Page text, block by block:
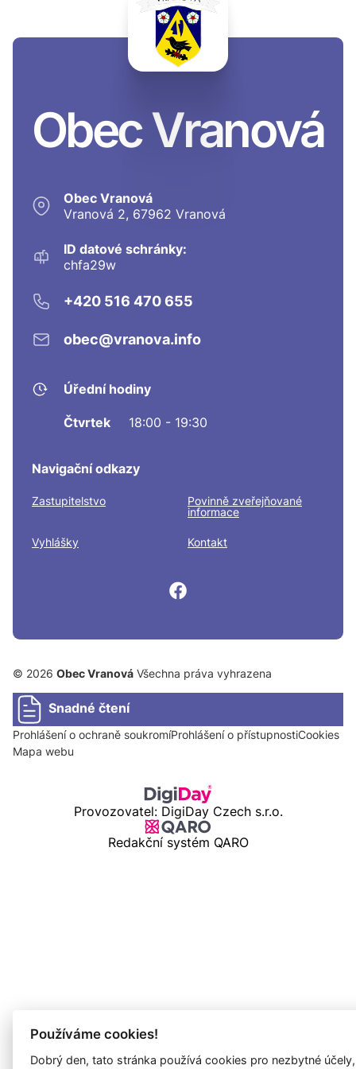
Obec Vranová
Obec Vranová
Vranová 2, 67962 Vranová
ID datové schránky:
chfa29w
+420 516 470 655
obec@vranova.info
Úřední hodiny
Čtvrtek 18:00 - 19:30
Navigační odkazy
Zastupitelstvo
Povinně zveřejňované
informace
Vyhlášky Kontakt
© 2026 Obec Vranová Všechna práva vyhrazena
Snadné čtení
Prohlášení o ochraně soukromíProhlášení o přístupnostiCookies
Mapa webu
Provozovatel: DigiDay Czech s.r.o.
Redakční systém QARO
Používáme cookies!
Dobrý den, tato stránka používá cookies pro nezbytné